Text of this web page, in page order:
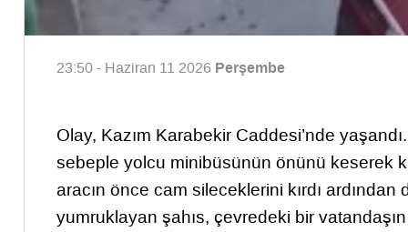
23:50 - Haziran 11 2026 Perşembe
Olay, Kazım Karabekir Caddesi’nde
sebeple yolcu minibüsünün önünü keserek
aracın önce cam sileceklerini kırdı
yumruklayan şahıs, çevredeki bir